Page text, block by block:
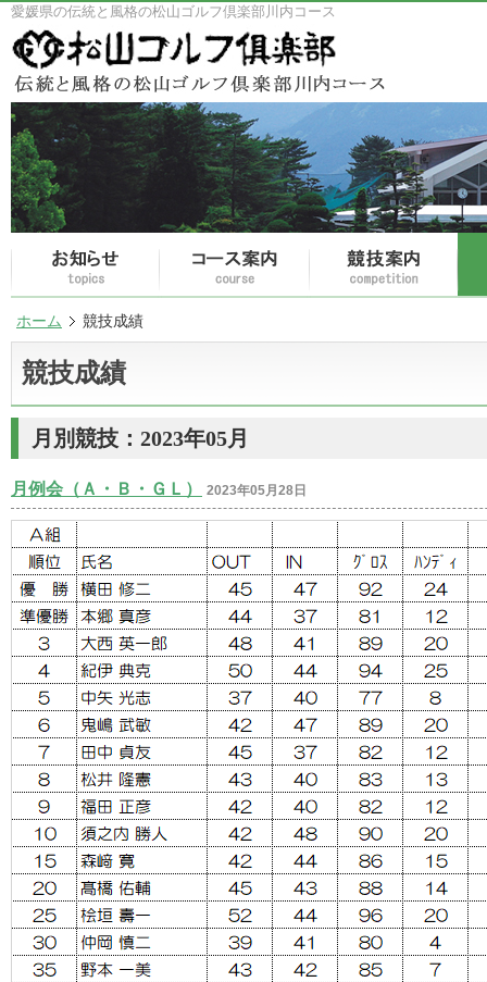
愛媛県の伝統と風格の松山ゴルフ倶楽部川内コース
ホーム 競技成績
競技成績
月別競技：2023年05月
月例会（Ａ・Ｂ・ＧＬ） 2023年05月28日